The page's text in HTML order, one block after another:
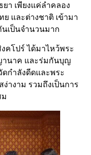
า เพียงแค่ลำคลอง
และต่างชาติ เข้ามา
เป็นจำนวนมาก
คโปร์ ได้มาไหว้พระ
นาค และร่มกันบุญ
กำลังดีดและพระ
างาม รวมถึงเป็นการ